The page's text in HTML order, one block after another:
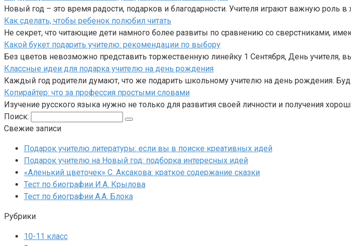
Новый год – это время радости, подарков и благодарности. Учителя играют важную роль в
Как сделать, чтобы ребенок полюбил читать
Не секрет, что читающие дети намного более развиты по сравнению со сверстниками,
Какой букет подарить учителю: рекомендации по выбору
Без цветов невозможно представить торжественную линейку 1 Сентября, День учителя,
Классные идеи для подарка учителю на день рождения
Каждый год родители думают, что же подарить школьному учителю на день рождения.
Копирайтер: что за профессия простыми словами
Изучение русского языка нужно не только для развития своей личности и получения
Поиск:
Свежие записи
Подарок учителю литературы: если вы в поиске креативных идей
Подарок учителю на Новый год: подборка интересных идей
«Аленький цветочек» С. Аксакова: краткое содержание сказки
Тест по биографии И.А. Крылова
Тест по биографии А.А. Блока
Рубрики
10-11 класс